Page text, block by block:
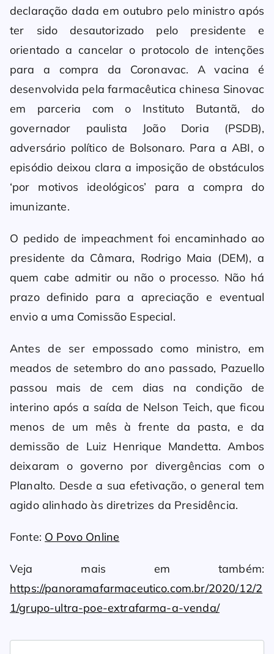
declaração dada em outubro pelo ministro após
ter sido desautorizado pelo presidente e
orientado a cancelar o protocolo de intenções
para a compra da Coronavac. A vacina é
desenvolvida pela farmacêutica chinesa Sinovac
em parceria com o Instituto Butantã, do
governador paulista João Doria (PSDB),
adversário político de Bolsonaro. Para a ABI, o
episódio deixou clara a imposição de obstáculos
‘por motivos ideológicos’ para a compra do
imunizante.
O pedido de impeachment foi encaminhado ao
presidente da Câmara, Rodrigo Maia (DEM), a
quem cabe admitir ou não o processo. Não há
prazo definido para a apreciação e eventual
envio a uma Comissão Especial.
Antes de ser empossado como ministro, em
meados de setembro do ano passado, Pazuello
passou mais de cem dias na condição de
interino após a saída de Nelson Teich, que ficou
menos de um mês à frente da pasta, e da
demissão de Luiz Henrique Mandetta. Ambos
deixaram o governo por divergências com o
Planalto. Desde a sua efetivação, o general tem
agido alinhado às diretrizes da Presidência.
Fonte: O Povo Online
Veja mais em também:
https://panoramafarmaceutico.com.br/2020/12/2
1/grupo-ultra-poe-extrafarma-a-venda/